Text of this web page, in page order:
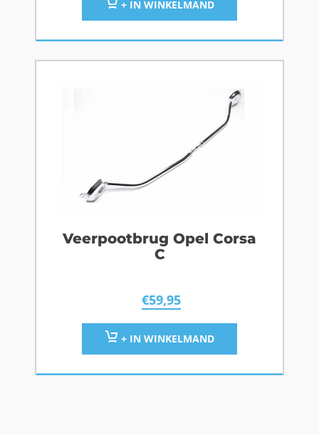
+ IN WINKELMAND
Veerpootbrug Opel Corsa
C
€59,95
+ IN WINKELMAND